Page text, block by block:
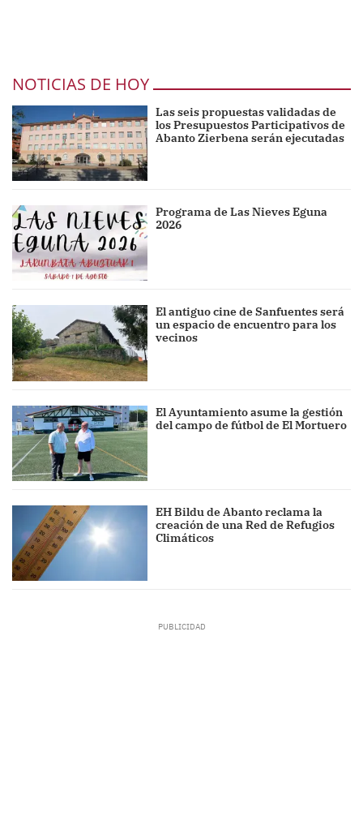
NOTICIAS DE HOY
Las seis propuestas validadas de
los Presupuestos Participativos de
Abanto Zierbena serán ejecutadas
Programa de Las Nieves Eguna
2026
El antiguo cine de Sanfuentes será
un espacio de encuentro para los
vecinos
El Ayuntamiento asume la gestión
del campo de fútbol de El Mortuero
EH Bildu de Abanto reclama la
creación de una Red de Refugios
Climáticos